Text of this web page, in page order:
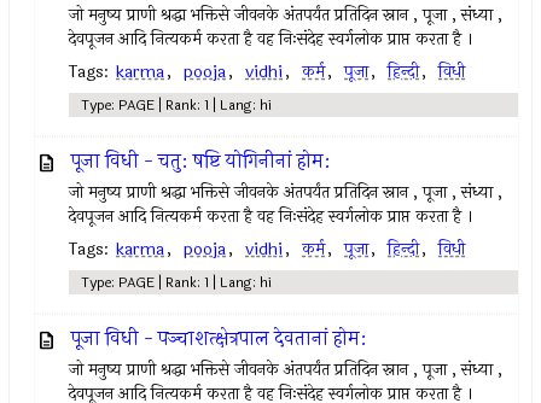
जो मनुष्य प्राणी श्रद्धा भक्तिसे जीवनके अंतपर्यंत प्रतिदिन स्नान , पूजा , संध्या ,
देवपूजन आदि नित्यकर्म करता है वह निःसंदेह स्वर्गलोक प्राप्त करता है ।
Tags: karma, pooja, vidhi, कर्म, पूजा, हिन्दी, विधी
Type: PAGE | Rank: 1 | Lang: hi
पूजा विधी - चतु: षष्टि योगिनीनां होम:
जो मनुष्य प्राणी श्रद्धा भक्तिसे जीवनके अंतपर्यंत प्रतिदिन स्नान , पूजा , संध्या ,
देवपूजन आदि नित्यकर्म करता है वह निःसंदेह स्वर्गलोक प्राप्त करता है ।
Tags: karma, pooja, vidhi, कर्म, पूजा, हिन्दी, विधी
Type: PAGE | Rank: 1 | Lang: hi
पूजा विधी - पञ्चाशत्क्षेत्रपाल देवतानां होम:
जो मनुष्य प्राणी श्रद्धा भक्तिसे जीवनके अंतपर्यंत प्रतिदिन स्नान , पूजा , संध्या ,
देवपूजन आदि नित्यकर्म करता है वह निःसंदेह स्वर्गलोक प्राप्त करता है ।